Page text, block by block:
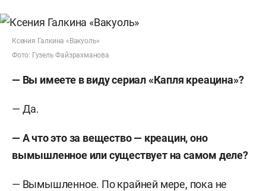
Ксения Галкина «Вакуоль»
Фото: Гузель Файзрахманова
— Вы имеете в виду сериал «Капля креацина»?
— Да.
— А что это за вещество — креацин, оно
вымышленное или существует на самом деле?
— Вымышленное. По крайней мере, пока не